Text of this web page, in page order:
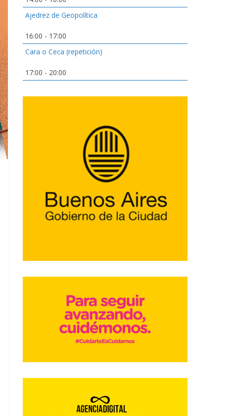
Ajedrez de Geopolítica
16:00 - 17:00
Cara o Ceca (repetición)
17:00 - 20:00